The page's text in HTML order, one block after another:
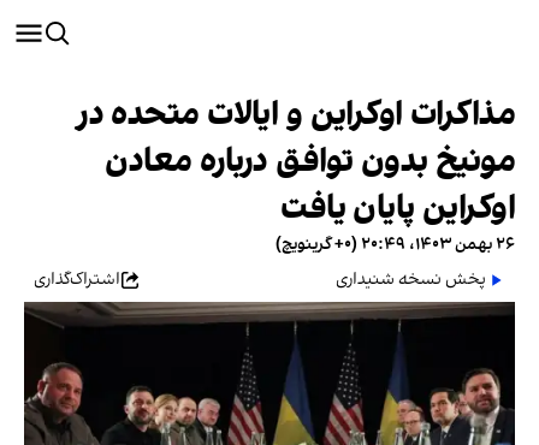
مذاکرات اوکراین و ایالات متحده در
مونیخ بدون توافق درباره معادن
اوکراین پایان یافت
۲۶ بهمن ۱۴۰۳، ۲۰:۴۹ (‎+۰ گرینویچ)
پخش نسخه شنیداری
اشتراک‌گذاری